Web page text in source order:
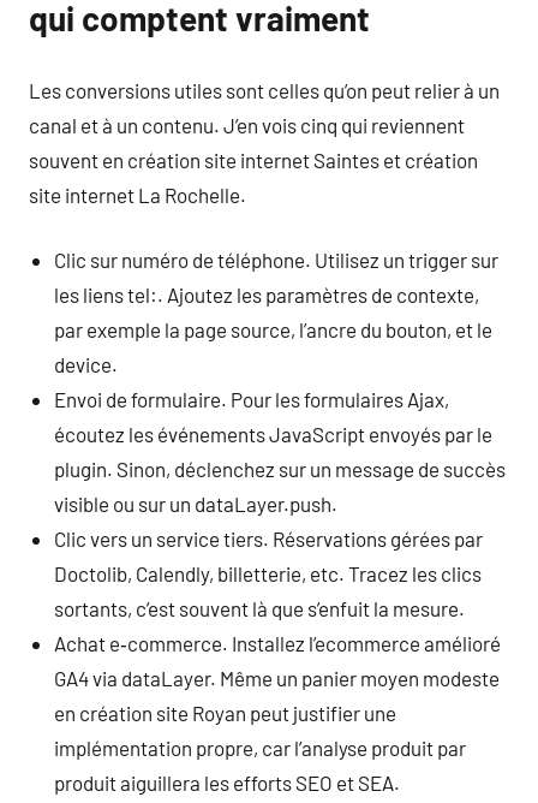
qui comptent vraiment
Les conversions utiles sont celles qu’on peut relier à un
canal et à un contenu. J’en vois cinq qui reviennent
souvent en création site internet Saintes et création
site internet La Rochelle.
Clic sur numéro de téléphone. Utilisez un trigger sur
les liens tel:. Ajoutez les paramètres de contexte,
par exemple la page source, l’ancre du bouton, et le
device.
Envoi de formulaire. Pour les formulaires Ajax,
écoutez les événements JavaScript envoyés par le
plugin. Sinon, déclenchez sur un message de succès
visible ou sur un dataLayer.push.
Clic vers un service tiers. Réservations gérées par
Doctolib, Calendly, billetterie, etc. Tracez les clics
sortants, c’est souvent là que s’enfuit la mesure.
Achat e‑commerce. Installez l’ecommerce amélioré
GA4 via dataLayer. Même un panier moyen modeste
en création site Royan peut justifier une
implémentation propre, car l’analyse produit par
produit aiguillera les efforts SEO et SEA.